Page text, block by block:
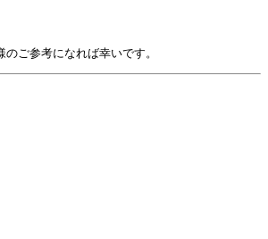
ご参考になれば幸いです。